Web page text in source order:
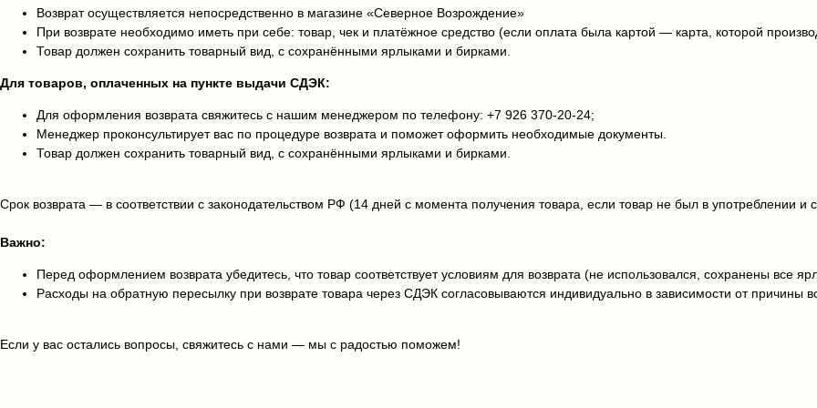
Возврат осуществляется непосредственно в магазине «Северное Возрождение»
При возврате необходимо иметь при себе: товар, чек и платёжное средство (если оплата была картой — карта, которой
Товар должен сохранить товарный вид, с сохранёнными ярлыками и бирками.
Для товаров, оплаченных на пункте выдачи СДЭК:
Для оформления возврата свяжитесь с нашим менеджером по телефону: +7 926 370‑20‑24;
Менеджер проконсультирует вас по процедуре возврата и поможет оформить необходимые документы.
Товар должен сохранить товарный вид, с сохранёнными ярлыками и бирками.
Срок возврата — в соответствии с законодательством РФ (14 дней с момента получения товара, если товар не был в употреблении и
Важно:
Перед оформлением возврата убедитесь, что товар соответствует условиям для возврата (не использовался, сохранены все
Расходы на обратную пересылку при возврате товара через СДЭК согласовываются индивидуально в зависимости от причины
Если у вас остались вопросы, свяжитесь с нами — мы с радостью поможем!